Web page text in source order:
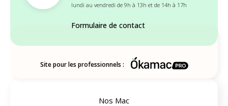
lundi au vendredi de 9h à 13h et de 14h à 17h
Formulaire de contact
Site pour les professionnels :
Nos Mac